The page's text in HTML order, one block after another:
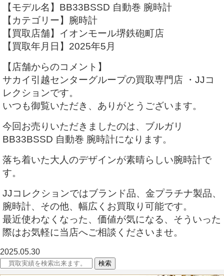
【モデル名】BB33BSSD 自動巻 腕時計
【カテゴリー】腕時計
【買取店舗】イオンモール堺鉄砲町店
【買取年月日】2025年5月
【店舗からのコメント】
サカイ引越センターグループの買取専門店 ・JJコ
レクションです。
いつも御覧いただき、ありがとうございます。
今回お売りいただきましたのは、ブルガリ
BB33BSSD 自動巻 腕時計になります。
落ち着いた大人のデザインが素晴らしい腕時計で
す。
JJコレクションではブランド品、金プラチナ製品、
腕時計、その他、幅広くお買取り可能です。
最近使わなくなった、価値が気になる、そういった
際はお気軽に当店へご相談くださいませ。
2025.05.30